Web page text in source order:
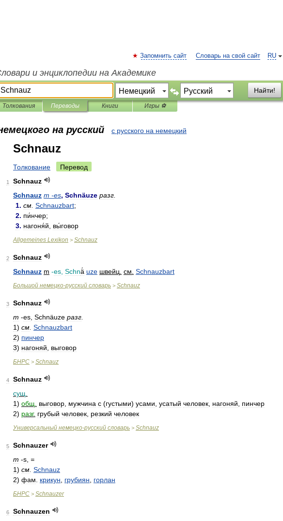
RU
Запомнить сайт Словарь на свой сайт
и энциклопедии на Академике
Найти!
Толкования Переводы Книги Игры ⚽
на русский с русского на немецкий
Schnauz
Толкование Перевод
1
Schnauz
Schnauz m -es, Schnäuze разг
1. см Schnauzbart;
2. пи́нчер;
3. нагоня́й вы́говор
Allgemeines Lexikon > Schnauz
2
Schnauz
Schnauz m -es Schnä́ uze швейц см Schnauzbart
Большой немецко-русский словарь > Schnauz
3
Schnauz
m -es Schnäuze разг
1) см Schnauzbart
2) пинчер
3) нагоняй выговор
БНРС > Schnauz
4
Schnauz
сущ
1) общ выговор мужчина с (густыми) усами усатый человек нагоняй
пинчер
2) разг. грубый человек резкий человек
Универсальный немецко-русский словарь > Schnauz
5
Schnauzer
m -s =
1) см Schnauz
2) фам крикун грубиян горлан
БНРС > Schnauzer
6
Schnauzen